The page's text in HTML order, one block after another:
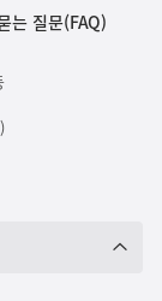
는 질문(FAQ)